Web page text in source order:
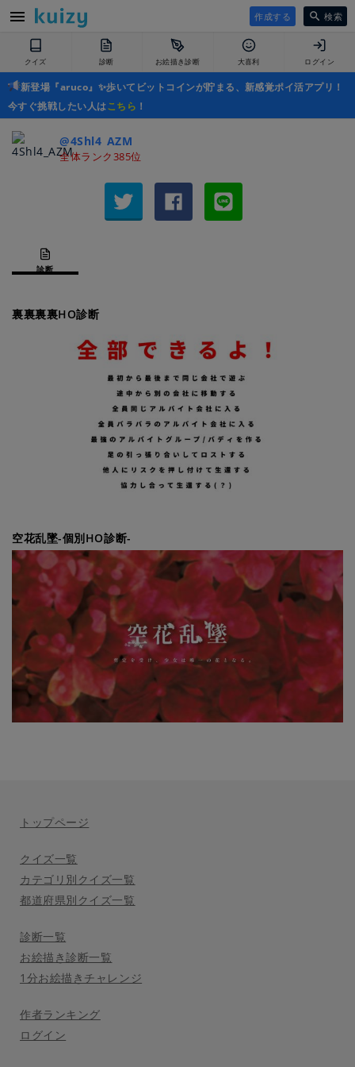
作成する 検索
クイズ 診断 お絵描き診断 大喜利 ログイン
新登場『aruco』✨歩いてビットコインが貯まる、新感覚ポイ活アプリ！
今すぐ挑戦したい人はこちら ！
@4Shl4_AZM
全体ランク385位
診断
裏裏裏裏HO診断
空花乱墜-個別HO診断-
トップページ
クイズ一覧
カテゴリ別クイズ一覧
都道府県別クイズ一覧
診断一覧
お絵描き診断一覧
1分お絵描きチャレンジ
作者ランキング
ログイン